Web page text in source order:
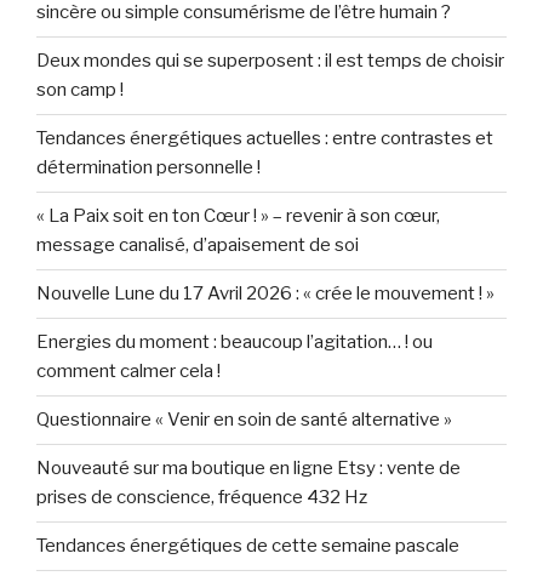
sincère ou simple consumérisme de l’être humain ?
Deux mondes qui se superposent : il est temps de choisir
son camp !
Tendances énergétiques actuelles : entre contrastes et
détermination personnelle !
« La Paix soit en ton Cœur ! » – revenir à son cœur,
message canalisé, d’apaisement de soi
Nouvelle Lune du 17 Avril 2026 : « crée le mouvement ! »
Energies du moment : beaucoup l’agitation… ! ou
comment calmer cela !
Questionnaire « Venir en soin de santé alternative »
Nouveauté sur ma boutique en ligne Etsy : vente de
prises de conscience, fréquence 432 Hz
Tendances énergétiques de cette semaine pascale